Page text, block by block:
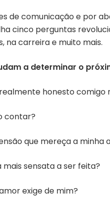
de comunicação e por
cinco perguntas
na carreira e muito mais.
a determinar o
honesto comigo
contar?
que mereça a minha
mais sensata a ser feita?
exige de mim?